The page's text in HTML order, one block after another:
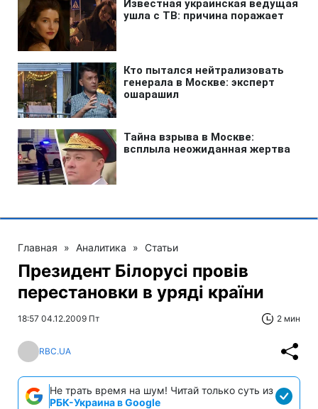
Главная » Аналитика » Статьи
Президент Білорусі провів
перестановки в уряді країни
18:57 04.12.2009 Пт 2 мин
RBC.UA
Не трать время на шум! Читай только суть из
РБК-Украина в Google